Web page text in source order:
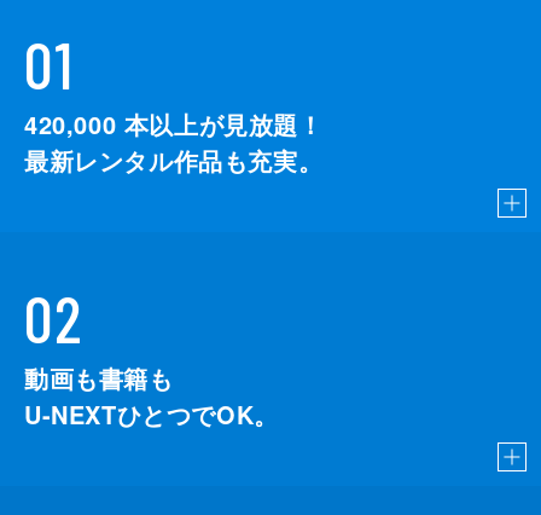
01
420,000 本以上が見放題！
最新レンタル作品も充実。
02
動画も書籍も
U-NEXTひとつでOK。